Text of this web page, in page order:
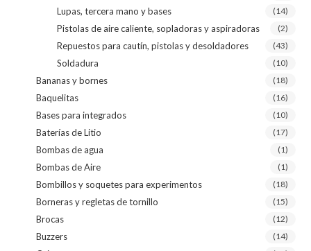
Lupas, tercera mano y bases (14)
Pistolas de aire caliente, sopladoras y aspiradoras (2)
Repuestos para cautín, pistolas y desoldadores (43)
Soldadura (10)
Bananas y bornes (18)
Baquelitas (16)
Bases para integrados (10)
Baterías de Litio (17)
Bombas de agua (1)
Bombas de Aire (1)
Bombillos y soquetes para experimentos (18)
Borneras y regletas de tornillo (15)
Brocas (12)
Buzzers (14)